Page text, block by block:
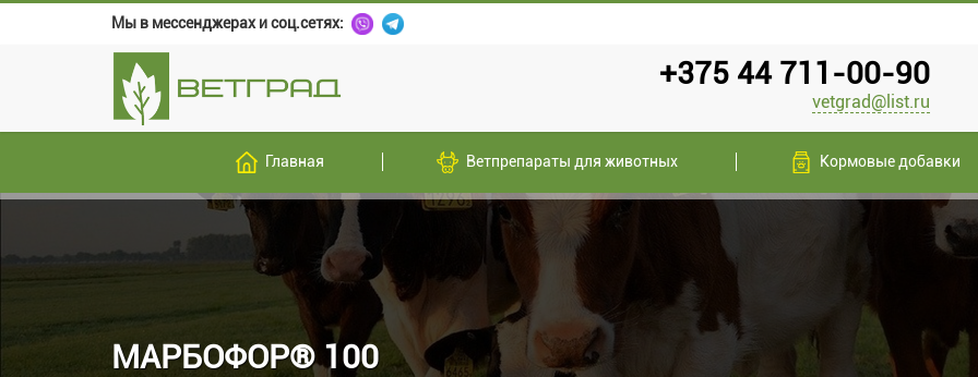
Мы в мессенджерах и соц.сетях:
+375 44 711-00-90
vetgrad@list.ru
Главная Ветпрепараты для животных Кормовые добавки
МАРБОФОР® 100